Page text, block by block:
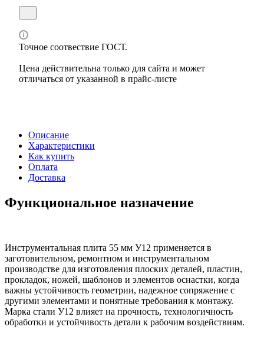
Точное соотвествие ГОСТ.
Цена действительна только для сайта и может
отличаться от указанной в прайс-листе
Описание
Характеристики
Как купить
Оплата
Доставка
Функциональное назначение
Инструментальная плита 55 мм У12 применяется в
заготовительном, ремонтном и инструментальном
производстве для изготовления плоских деталей, пластин,
прокладок, ножей, шаблонов и элементов оснастки, когда
важны устойчивость геометрии, надежное сопряжение с
другими элементами и понятные требования к монтажу.
Марка стали У12 влияет на прочность, технологичность
обработки и устойчивость детали к рабочим воздействиям.